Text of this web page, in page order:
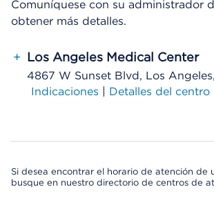
Comuníquese con su administrador
obtener más detalles.
+ Los Angeles Medical Center
4867 W Sunset Blvd, Los
Indicaciones | Detalles del centro
Si desea encontrar el horario de atención de
busque en nuestro directorio de centros de